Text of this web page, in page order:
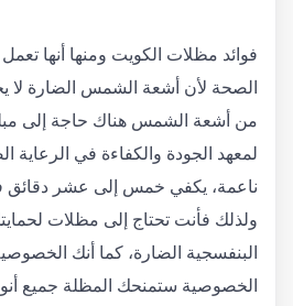
فوائد مظلات الكويت ومنها أنها
الصحة لأن أشعة الشمس الضارة لا
من أشعة الشمس هناك حاجة إلى
لمعهد الجودة والكفاءة في الرعاية
ناعمة، يكفي خمس إلى عشر
ولذلك فأنت تحتاج إلى مظلات
البنفسجية الضارة، كما أنك
الخصوصية ستمنحك المظلة جميع